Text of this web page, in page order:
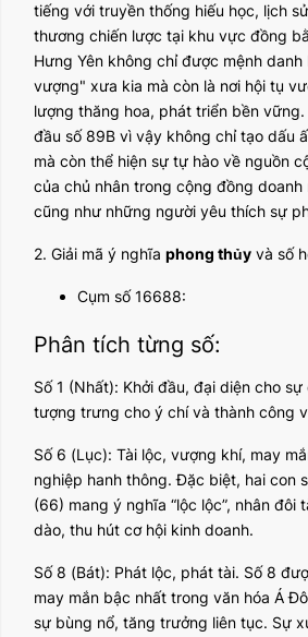
tiếng với truyền thống hiếu học, lịch
thương chiến lược tại khu vực đồng
Hưng Yên không chỉ được mệnh danh
vượng" xưa kia mà còn là nơi hội tụ
lượng thăng hoa, phát triển bền vững.
đầu số 89B vì vậy không chỉ tạo dấu
mà còn thể hiện sự tự hào về nguồn
của chủ nhân trong cộng đồng doanh
cũng như những người yêu thích sự
2. Giải mã ý nghĩa phong thủy và số
Cụm số 16688:
Phân tích từng số:
Số 1 (Nhất): Khởi đầu, đại diện cho
tượng trưng cho ý chí và thành công
Số 6 (Lục): Tài lộc, vượng khí, may
nghiệp hanh thông. Đặc biệt, hai con
(66) mang ý nghĩa “lộc lộc”, nhân đôi
dào, thu hút cơ hội kinh doanh.
Số 8 (Bát): Phát lộc, phát tài. Số 8
may mắn bậc nhất trong văn hóa Á
sự bùng nổ, tăng trưởng liên tục. Sự